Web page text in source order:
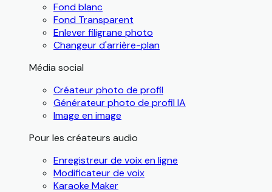
Fond blanc
Fond Transparent
Enlever filigrane photo
Changeur d'arrière-plan
Média social
Créateur photo de profil
Générateur photo de profil IA
Image en image
Pour les créateurs audio
Enregistreur de voix en ligne
Modificateur de voix
Karaoke Maker